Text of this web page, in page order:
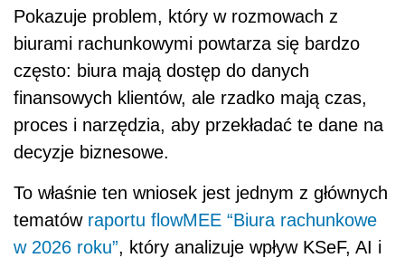
Pokazuje problem, który w rozmowach z
biurami rachunkowymi powtarza się bardzo
często: biura mają dostęp do danych
finansowych klientów, ale rzadko mają czas,
proces i narzędzia, aby przekładać te dane na
decyzje biznesowe.
To właśnie ten wniosek jest jednym z głównych
tematów raportu flowMEE “Biura rachunkowe
w 2026 roku”, który analizuje wpływ KSeF, AI i